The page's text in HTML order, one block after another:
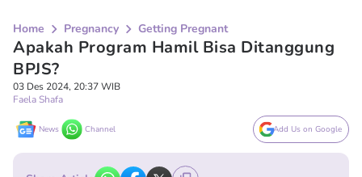
Home Pregnancy Getting Pregnant
Apakah Program Hamil Bisa Ditanggung
BPJS?
03 Des 2024, 20:37 WIB
Faela Shafa
News Channel Add Us on Google